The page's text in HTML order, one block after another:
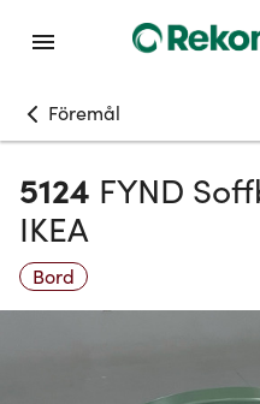
Föremål
5124 FYND
IKEA
Bord